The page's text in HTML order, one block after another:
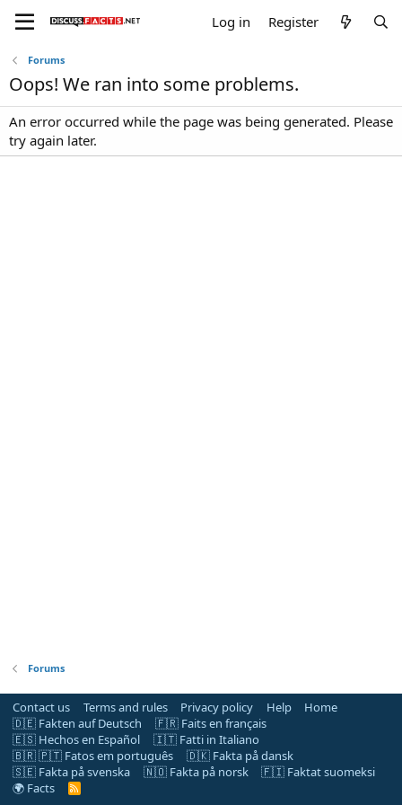
Log in Register
Forums
Oops! We ran into some problems.
An error occurred while the page was being generated. Please
try again later.
Forums
Contact us Terms and rules Privacy policy Help
Home
🇩🇪 Fakten auf Deutsch
🇫🇷 Faits en français
🇪🇸 Hechos en Español
🇮🇹 Fatti in Italiano
🇧🇷 🇵🇹 Fatos em português
🇩🇰 Fakta på dansk
🇸🇪 Fakta på svenska
🇳🇴 Fakta på norsk
🇫🇮 Faktat suomeksi
🌍 Facts
R